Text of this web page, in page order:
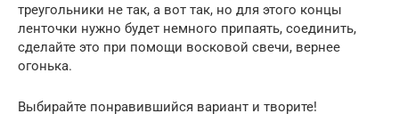
треугольники не так, а вот так, но для этого концы
ленточки нужно будет немного припаять, соединить,
сделайте это при помощи восковой свечи, вернее
огонька.
Выбирайте понравившийся вариант и творите!